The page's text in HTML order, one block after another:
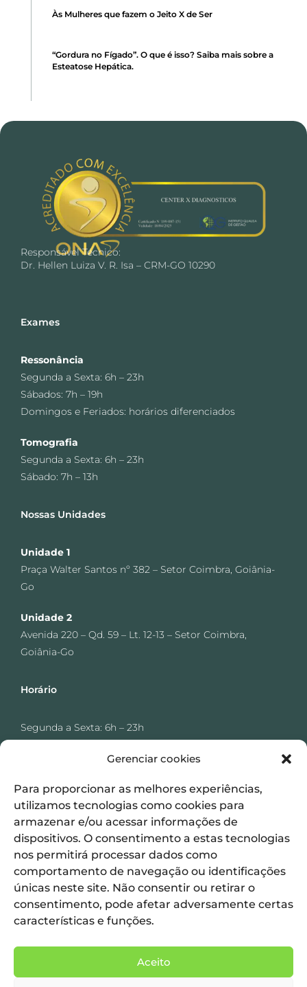
Gerenciar cookies
Para proporcionar as melhores experiências,
utilizamos tecnologias como cookies para
armazenar e/ou acessar informações de
dispositivos. O consentimento a estas tecnologias
nos permitirá processar dados como
comportamento de navegação ou identificações
únicas neste site. Não consentir ou retirar o
consentimento, pode afetar adversamente certas
características e funções.
Aceito
Às Mulheres que fazem o Jeito X de Ser
“Gordura no Fígado”. O que é isso? Saiba mais sobre a
Esteatose Hepática.
Responsável Técnico:
Dr. Hellen Luiza V. R. Isa – CRM-GO 10290
Exames
Ressonância
Segunda a Sexta: 6h – 23h
Sábados: 7h – 19h
Domingos e Feriados: horários diferenciados
Tomografia
Segunda a Sexta: 6h – 23h
Sábado: 7h – 13h
Nossas Unidades
Unidade 1
Praça Walter Santos nº 382 – Setor Coimbra, Goiânia-
Go
Unidade 2
Avenida 220 – Qd. 59 – Lt. 12-13 – Setor Coimbra,
Goiânia-Go
Horário
Segunda a Sexta: 6h – 23h
Resultados
Sábado: 7h – 12h